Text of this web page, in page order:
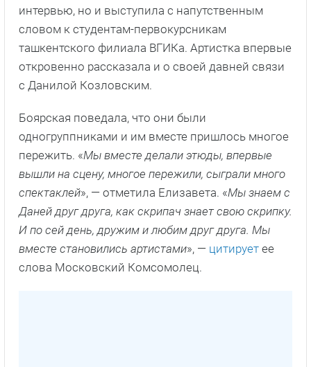
интервью, но и выступила с напутственным
словом к студентам-первокурсникам
ташкентского филиала ВГИКа. Артистка впервые
откровенно рассказала и о своей давней связи
с Данилой Козловским.
Боярская поведала, что они были
одногруппниками и им вместе пришлось многое
пережить. «Мы вместе делали этюды, впервые
вышли на сцену, многое пережили, сыграли много
спектаклей», — отметила Елизавета. «Мы знаем с
Даней друг друга, как скрипач знает свою скрипку.
И по сей день, дружим и любим друг друга. Мы
вместе становились артистами», — цитирует ее
слова Московский Комсомолец.